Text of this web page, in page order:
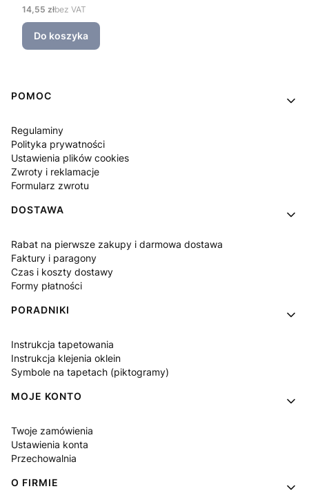
Cena
14,55 złbez VAT
Do koszyka
Linki w stopce
POMOC
Regulaminy
Polityka prywatności
Ustawienia plików cookies
Zwroty i reklamacje
Formularz zwrotu
DOSTAWA
Rabat na pierwsze zakupy i darmowa dostawa
Faktury i paragony
Czas i koszty dostawy
Formy płatności
PORADNIKI
Instrukcja tapetowania
Instrukcja klejenia oklein
Symbole na tapetach (piktogramy)
MOJE KONTO
Twoje zamówienia
Ustawienia konta
Przechowalnia
O FIRMIE